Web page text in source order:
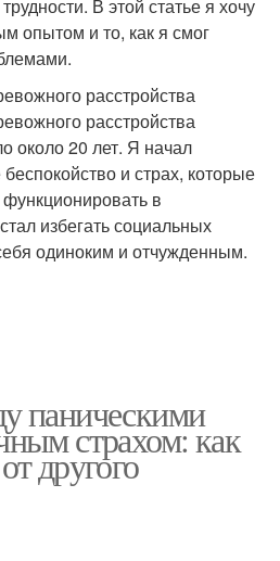
В этой статье я хочу
опытом и то, как я смог
расстройства
расстройства
около 20 лет. Я начал
и страх, которые
в
избегать социальных
одиноким и отчужденным.
паническими
страхом: как
другого